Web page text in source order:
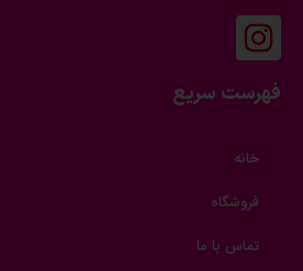
فهرست سریع
خانه
فروشگاه
تماس با ما